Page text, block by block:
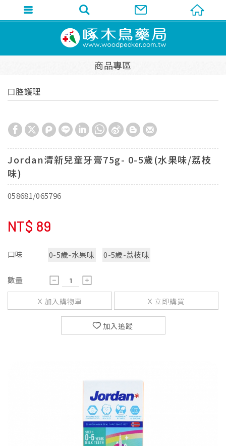
商品專區
口腔護理
Jordan清新兒童牙膏75g- 0-5歲(水果味/荔枝
味)
058681/065796
NT$ 89
口味 0-5歲-水果味 0-5歲-荔枝味
數量
加入購物車 立即購買
加入追蹤